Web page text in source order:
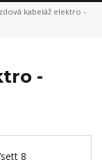
kabeláž elektro -
-